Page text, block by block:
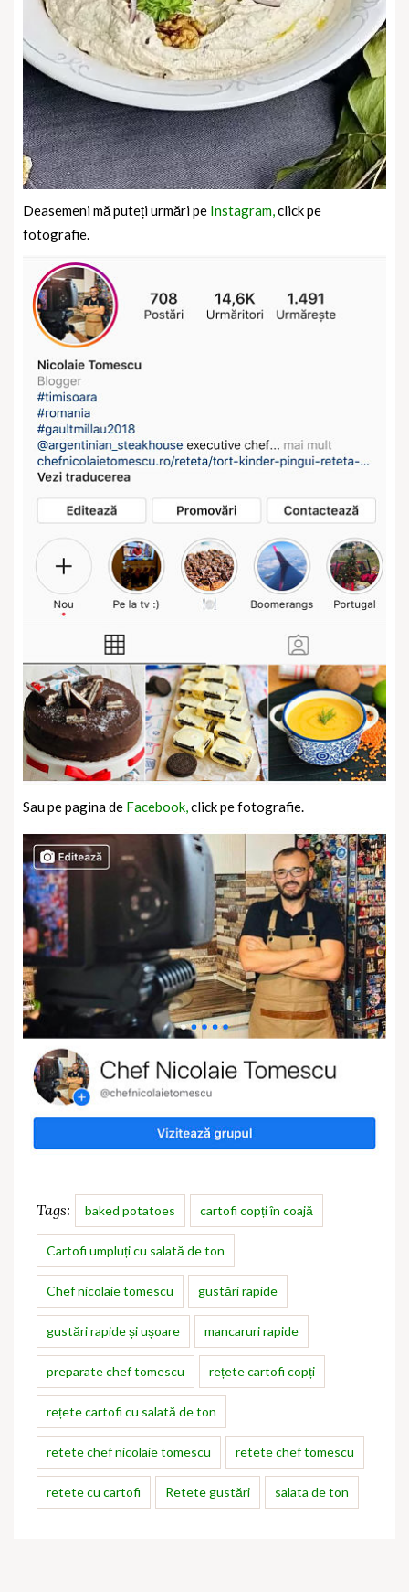
Deasemeni mă puteți urmări pe Instagram,click pe
fotografie.
Sau pe pagina de Facebook,click pe fotografie.
Tags: baked potatoes cartofi copți în coajă
Cartofi umpluți cu salată de ton
Chef nicolaie tomescu gustări rapide
gustări rapide și ușoare mancaruri rapide
preparate chef tomescu rețete cartofi copți
rețete cartofi cu salată de ton
retete chef nicolaie tomescu retete chef tomescu
retete cu cartofi Retete gustări salata de ton